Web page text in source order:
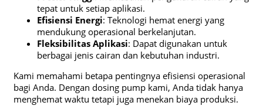
tepat untuk setiap aplikasi.
Efisiensi Energi: Teknologi hemat energi yang
mendukung operasional berkelanjutan.
Fleksibilitas Aplikasi: Dapat digunakan untuk
berbagai jenis cairan dan kebutuhan industri.
Kami memahami betapa pentingnya efisiensi operasional
bagi Anda. Dengan dosing pump kami, Anda tidak hanya
menghemat waktu tetapi juga menekan biaya produksi.